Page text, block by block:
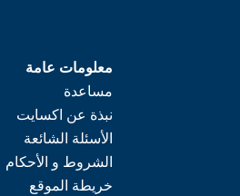
معلومات عامة
مساعدة
نبذة عن اكسايت
الأسئلة الشائعة
الشروط و الأحكام
خريطة الموقع